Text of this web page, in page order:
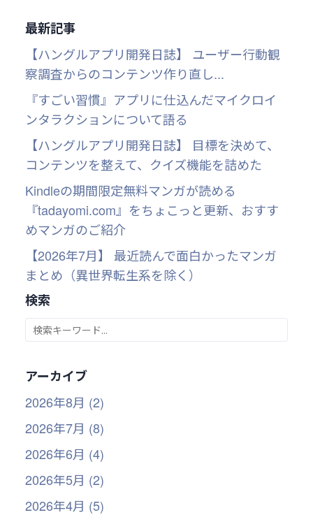
最新記事
【ハングルアプリ開発日誌】 ユーザー行動観
察調査からのコンテンツ作り直し...
『すごい習慣』アプリに仕込んだマイクロイ
ンタラクションについて語る
【ハングルアプリ開発日誌】 目標を決めて、
コンテンツを整えて、クイズ機能を詰めた
Kindleの期間限定無料マンガが読める
『tadayomi.com』をちょこっと更新、おすす
めマンガのご紹介
【2026年7月】 最近読んで面白かったマンガ
まとめ（異世界転生系を除く）
検索
アーカイブ
2026年8月 (2)
2026年7月 (8)
2026年6月 (4)
2026年5月 (2)
2026年4月 (5)